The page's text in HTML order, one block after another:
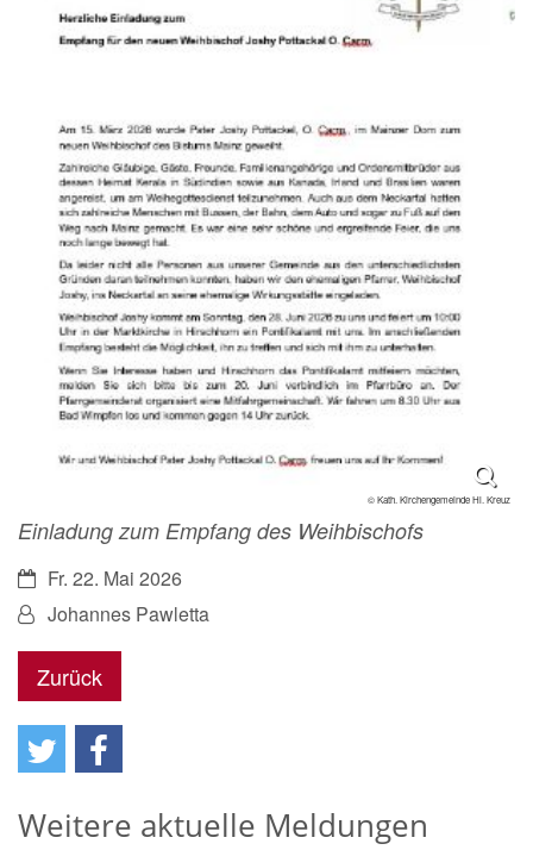
© Kath. Kirchengemeinde Hl. Kreuz
Einladung zum Empfang des Weihbischofs
Datum:Fr. 22. Mai 2026
Von:Johannes Pawletta
Zurück
Weitere aktuelle Meldungen